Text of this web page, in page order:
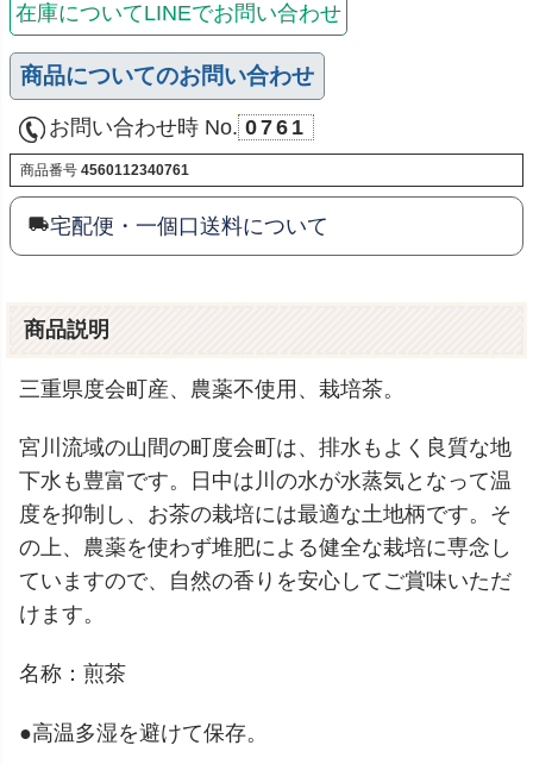
在庫についてLINEでお問い合わせ
商品についてのお問い合わせ
お問い合わせ時 No. 0761
商品番号 4560112340761
宅配便・一個口送料について
商品説明
三重県度会町産、農薬不使用、栽培茶。
宮川流域の山間の町度会町は、排水もよく良質な地
下水も豊富です。日中は川の水が水蒸気となって温
度を抑制し、お茶の栽培には最適な土地柄です。そ
の上、農薬を使わず堆肥による健全な栽培に専念し
ていますので、自然の香りを安心してご賞味いただ
けます。
名称：煎茶
●高温多湿を避けて保存。